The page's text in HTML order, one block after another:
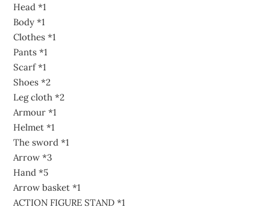
Head *1
Body *1
Clothes *1
Pants *1
Scarf *1
Shoes *2
Leg cloth *2
Armour *1
Helmet *1
The sword *1
Arrow *3
Hand *5
Arrow basket *1
ACTION FIGURE STAND *1